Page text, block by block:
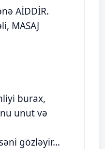
AİDDİR.
MASAJ
burax,
unut və
gözləyir…